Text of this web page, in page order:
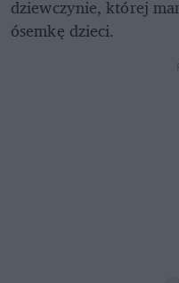
dziewczynie, której
ósemkę dzieci.